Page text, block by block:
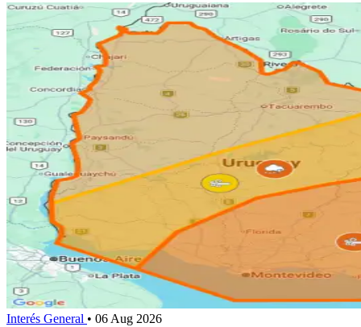
Interés General • 06 Aug 2026